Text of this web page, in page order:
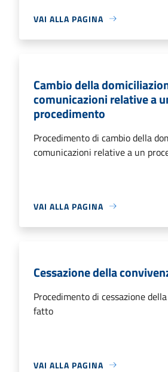
VAI ALLA PAGINA
Cambio della
comunicazioni relative a
procedimento
Procedimento di cambio della
comunicazioni relative a un
VAI ALLA PAGINA
Cessazione della
Procedimento di cessazione
fatto
VAI ALLA PAGINA